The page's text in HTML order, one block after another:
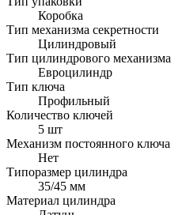
Коробка
Тип механизма секретности
Цилиндровый
Тип цилиндрового механизма
Евроцилиндр
Тип ключа
Профильный
Количество ключей
5 шт
Механизм постоянного ключа
Нет
Типоразмер цилиндра
35/45 мм
Материал цилиндра